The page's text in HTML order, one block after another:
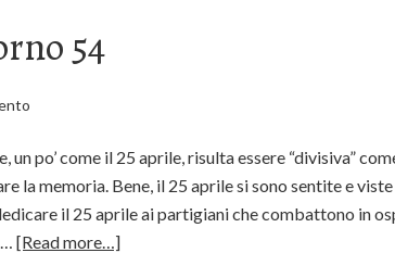
54
un po’ come il 25 aprile, risulta essere “divisiva”
la memoria. Bene, il 25 aprile si sono sentite e
il 25 aprile ai partigiani che combattono in
[Read more…]